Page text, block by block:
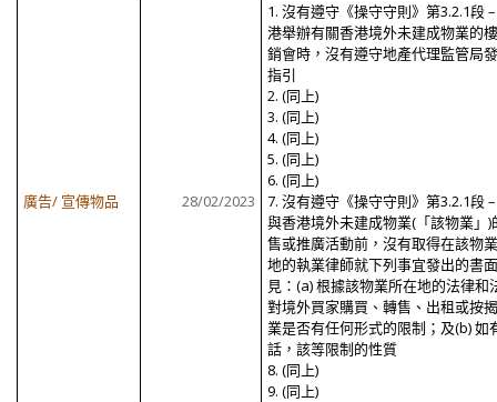
廣告/ 宣傳物品 28/02/2023
1. 沒有遵守《操守守則》第3.2.1段
港舉辦有關香港境外未建成物業的
銷會時，沒有遵守地產代理監管局
指引
2. (同上)
3. (同上)
4. (同上)
5. (同上)
6. (同上)
7. 沒有遵守《操守守則》第3.2.1段
與香港境外未建成物業(「該物業」)
售或推廣活動前，沒有取得在該物
地的執業律師就下列事宜發出的書
見：(a) 根據該物業所在地的法律和
對境外買家購買、轉售、出租或按
業是否有任何形式的限制；及(b) 如
話，該等限制的性質
8. (同上)
9. (同上)